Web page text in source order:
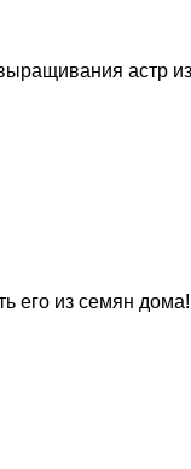
астр
его из семян